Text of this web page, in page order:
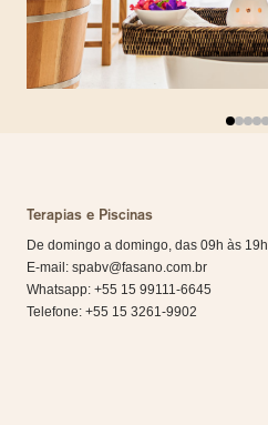
Terapias e Piscinas
De domingo a domingo, das 09h às 19h
E-mail: spabv@fasano.com.br
Whatsapp: +55 15 99111-6645
Telefone: +55 15 3261-9902